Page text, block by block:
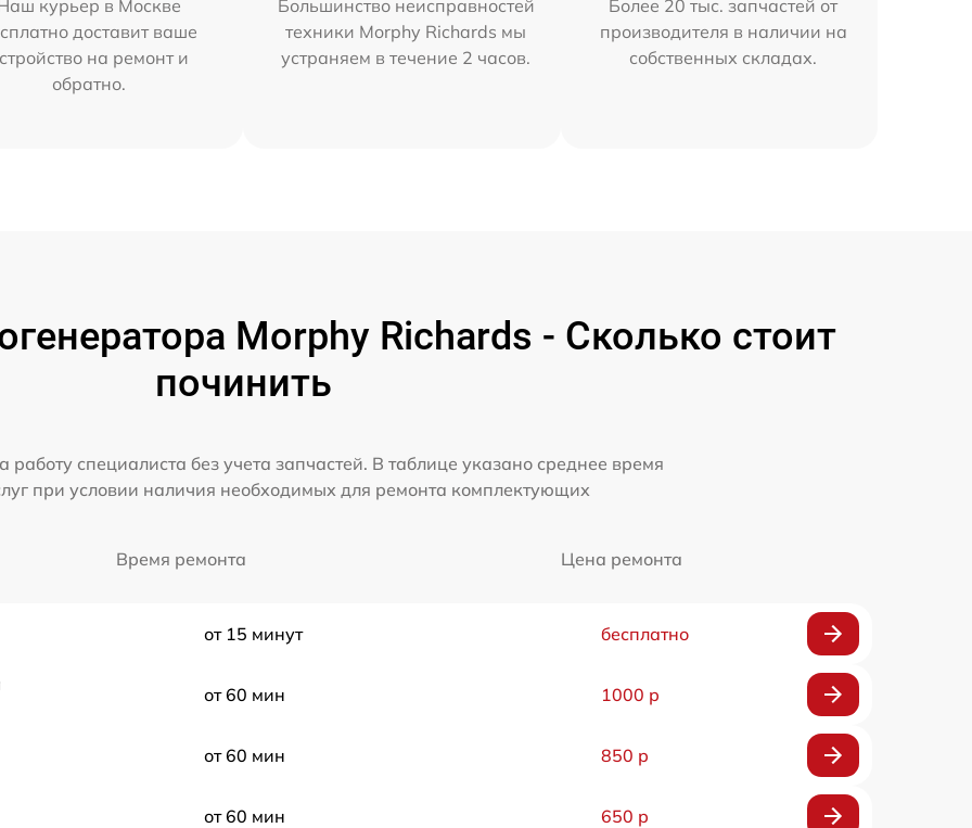
курьер в Москве
доставит ваше
на ремонт и
обратно.
Большинство неисправностей
техники Morphy Richards мы
устраняем в течение 2 часов.
Более 20 тыс. запчастей от
производителя в наличии на
собственных складах.
Morphy Richards - Сколько стоит
починить
работу специалиста без учета запчастей. В таблице указано среднее время
при условии наличия необходимых для ремонта комплектующих
Время ремонта Цена ремонта
от 15 минут бесплатно
от 60 мин 1000 р
от 60 мин 850 р
от 60 мин 650 р